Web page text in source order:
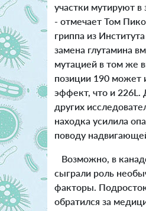
участки мутируют в
- отмечает Том
гриппа из
замена глутамина
мутацией в том же
позиции 190 может
эффект, что и 226L.
других
находка усилила
поводу
Возможно, в
сыграли роль
факторы.
обратился за